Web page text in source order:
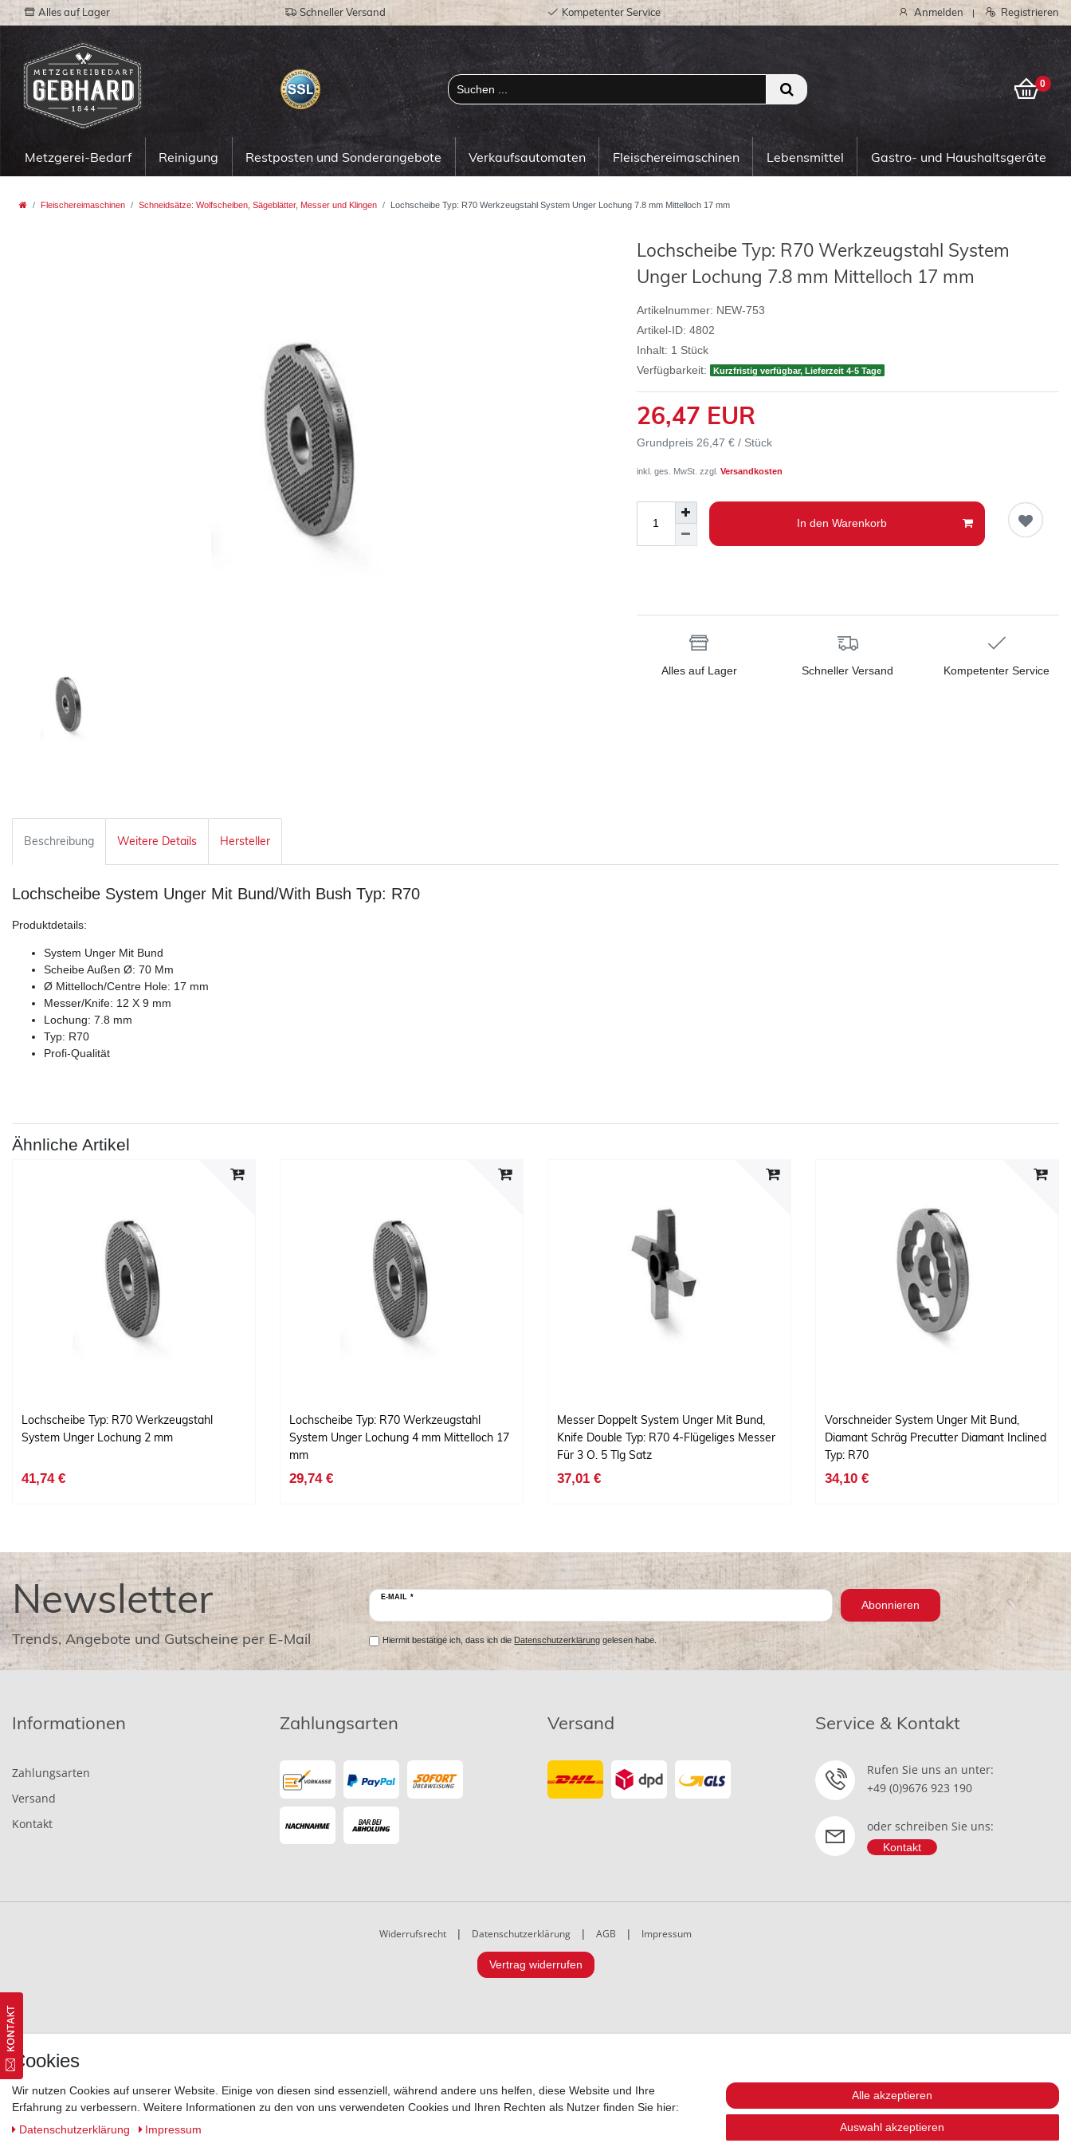
Alles auf Lager Schneller Versand Kompetenter Service Anmelden | Registrieren
0
0
Metzgerei-Bedarf Reinigung Restposten und Sonderangebote Verkaufsautomaten Fleischereimaschinen Lebensmittel Gastro- und Haushaltsgeräte
Fleischereimaschinen Schneidsätze: Wolfscheiben, Sägeblätter, Messer und Klingen Lochscheibe Typ: R70 Werkzeugstahl System Unger Lochung 7.8 mm Mittelloch 17 mm
Lochscheibe Typ: R70 Werkzeugstahl System
Unger Lochung 7.8 mm Mittelloch 17 mm
Artikelnummer: NEW-753
Artikel-ID: 4802
Inhalt: 1 Stück
Verfügbarkeit:
Kurzfristig verfügbar, Lieferzeit 4-5 Tage
26,47 EUR
Grundpreis 26,47 € / Stück
inkl. ges. MwSt. zzgl. Versandkosten
In den Warenkorb
Alles auf Lager Schneller Versand Kompetenter Service
Beschreibung Weitere Details Hersteller
Lochscheibe System Unger Mit Bund/With Bush Typ: R70
Produktdetails:
System Unger Mit Bund
Scheibe Außen Ø: 70 Mm
Ø Mittelloch/Centre Hole: 17 mm
Messer/Knife: 12 X 9 mm
Lochung: 7.8 mm
Typ: R70
Profi-Qualität
Ähnliche Artikel
Lochscheibe Typ: R70 Werkzeugstahl
System Unger Lochung 2 mm
41,74 €
Lochscheibe Typ: R70 Werkzeugstahl
System Unger Lochung 4 mm Mittelloch 17
mm
29,74 €
Messer Doppelt System Unger Mit Bund,
Knife Double Typ: R70 4-Flügeliges Messer
Für 3 O. 5 Tlg Satz
37,01 €
Vorschneider System Unger Mit Bund,
Diamant Schräg Precutter Diamant Inclined
Typ: R70
34,10 €
Newsletter
Trends, Angebote und Gutscheine per E-Mail
E-MAIL *
Abonnieren
Hiermit bestätige ich, dass ich die Datenschutzerklärunggelesen habe.
Informationen
Zahlungsarten
Versand
Kontakt
Zahlungsarten Versand Service & Kontakt
Rufen Sie uns an unter:
+49 (0)9676 923 190
oder schreiben Sie uns:
Kontakt
Widerrufsrecht | Datenschutzerklärung | AGB | Impressum
Vertrag widerrufen
Cookies
Wir nutzen Cookies auf unserer Website. Einige von diesen sind essenziell, während andere uns helfen, diese Website und Ihre
Erfahrung zu verbessern. Weitere Informationen zu den von uns verwendeten Cookies und Ihren Rechten als Nutzer finden Sie hier:
Daten­schutz­erklärung
Impressum
Alle akzeptieren
Auswahl akzeptieren